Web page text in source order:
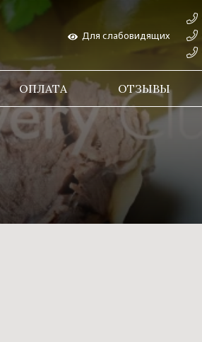
Для слабовидящих
ОПЛАТА ОТЗЫВЫ